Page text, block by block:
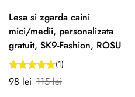
Lesa si zgarda caini
mici/medii, personalizata
gratuit, SK9-Fashion, ROSU
(1)
Preț
98 lei
Preț
115 lei